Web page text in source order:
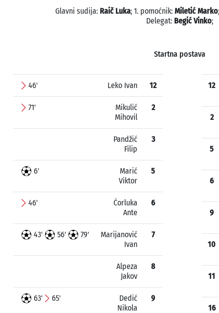
Glavni sudija: Raič Luka; 1. pomoćnik: Miletić Marko
Delegat: Begić Vinko;
Startna postava
46' Leko Ivan 12
71'
Mikulić
Mihovil
2
Pandžić
Filip
3
6'
Marić
Viktor
5
46'
Ćorluka
Ante
6
43' 56' 79'
Marijanović
Ivan
7
Alpeza
Jakov
8
63' 65'
Dedić
Nikola
9
12
2
5
6
9
10
11
16